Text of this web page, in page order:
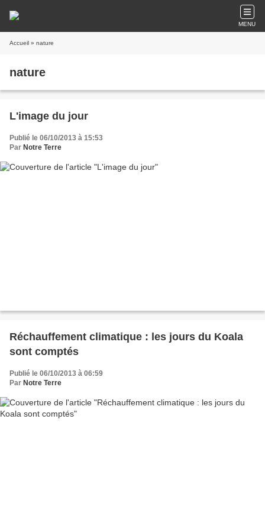
MENU
Accueil » nature
nature
L'image du jour
Publié le 06/10/2013 à 15:53
Par Notre Terre
Réchauffement climatique : les jours du Koala
sont comptés
Publié le 06/10/2013 à 06:59
Par Notre Terre